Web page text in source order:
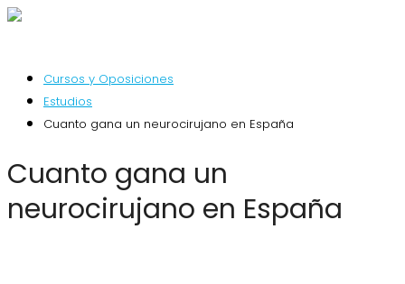
Cursos y Oposiciones
Estudios
Cuanto gana un neurocirujano en España
Cuanto gana un
neurocirujano en España